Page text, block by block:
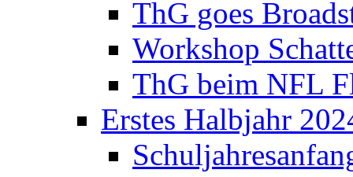
ThG goes
Workshop
ThG beim NFL
Erstes Halbjahr